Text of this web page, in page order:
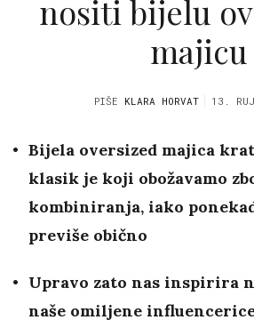
nositi bijelu
majicu
PIŠE KLARA HORVAT 13.
Bijela oversized majica
klasik je koji obožavamo
kombiniranja, iako
previše obično
Upravo zato nas inspirira
naše omiljene